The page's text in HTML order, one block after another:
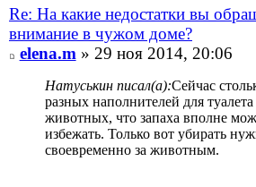
Re: На какие недостатки вы
внимание в чужом доме?
elena.m » 29 ноя 2014, 20:06
Натуськин писал(а):Сейчас
разных наполнителей для туалета
животных, что запаха вполне
избежать. Только вот убирать
своевременно за животным.